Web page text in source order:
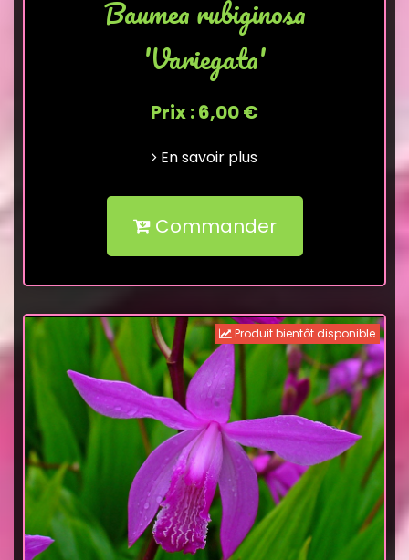
Baumea rubiginosa
'Variegata'
Prix : 6,00 €
En savoir plus
Commander
Produit bientôt disponible